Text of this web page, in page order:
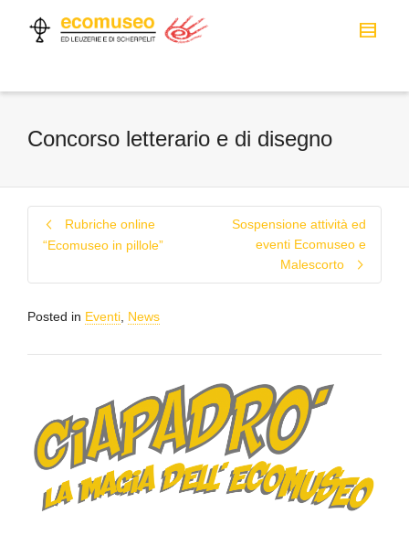
Concorso letterario e di disegno
Rubriche online
“Ecomuseo in pillole”
Sospensione attività ed
eventi Ecomuseo e
Malescorto
Posted in Eventi News